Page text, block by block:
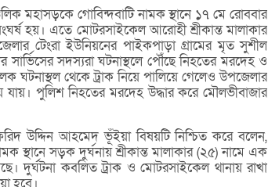
মহাসড়কে গোবিন্দবাটি নামক স্থানে ১৭ মে রোববার
হয়। এতে মোটরসাইকেল আরোহী শ্রীকান্ত মালাকার
টেংরা ইউনিয়নের পাইকপাড়া গ্রামের মৃত সুশীল
সদস্যরা ঘটনাস্থলে পৌঁছে নিহতের মরদেহ ও
ঘটনাস্থল থেকে ট্রাক নিয়ে পালিয়ে গেলেও উপজেলার
যায়। পুলিশ নিহতের মরদেহ উদ্ধার করে মৌলভীবাজার
উদ্দিন আহমেদ ভূঁইয়া বিষয়টি নিশ্চিত করে বলেন,
স্থানে সড়ক দুর্ঘনায় শ্রীকান্ত মালাকার (২৫) নামে এক
দুর্ঘটনা কবলিত ট্রাক ও মোটরসাইকেল থানায় রাখা